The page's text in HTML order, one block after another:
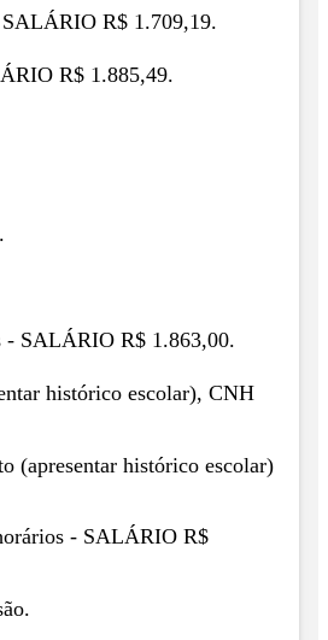
SALÁRIO R$ 1.709,19.
R$ 1.885,49.
- SALÁRIO R$ 1.863,00.
histórico escolar), CNH
(apresentar histórico escolar)
- SALÁRIO R$